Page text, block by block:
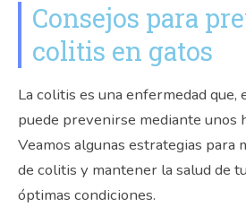
Consejos para
colitis en gatos
La colitis es una enfermedad que,
puede prevenirse mediante unos
Veamos algunas estrategias para
de colitis y mantener la salud de
óptimas condiciones.